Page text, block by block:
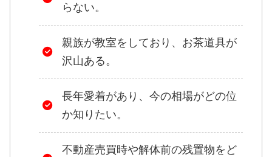
らない。
親族が教室をしており、お茶道具が
沢山ある。
長年愛着があり、今の相場がどの位
か知りたい。
不動産売買時や解体前の残置物をど